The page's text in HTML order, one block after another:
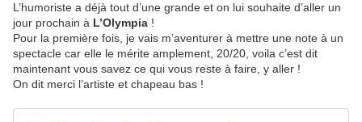
L’humoriste a déjà tout d’une grande et on lui souhaite d’aller un
jour prochain à L’Olympia !
Pour la première fois, je vais m’aventurer à mettre une note à un
spectacle car elle le mérite amplement, 20/20, voila c’est dit
maintenant vous savez ce qui vous reste à faire, y aller !
On dit merci l’artiste et chapeau bas !